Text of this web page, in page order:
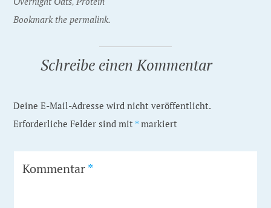
Bookmark the permalink.
Schreibe einen Kommentar
Deine E-Mail-Adresse wird nicht veröffentlicht.
Erforderliche Felder sind mit * markiert
Kommentar*